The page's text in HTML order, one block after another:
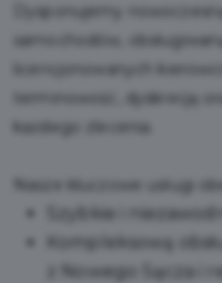
Dysponujemy
samochodów,
licencjonowanych
terminowość, dyskrecję
każdego zlecenia.
​Nasze kluczowe usługi
​Szybkie i
​Kompleksową
z Nowego Sącza